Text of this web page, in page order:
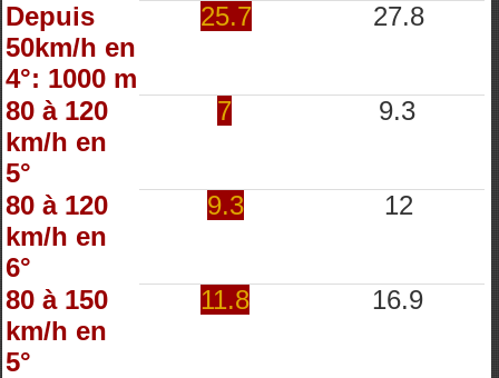
Depuis
50km/h en
4°: 1000 m
25.7 27.8
80 à 120
km/h en
5°
7 9.3
80 à 120
km/h en
6°
9.3 12
80 à 150
km/h en
5°
11.8 16.9